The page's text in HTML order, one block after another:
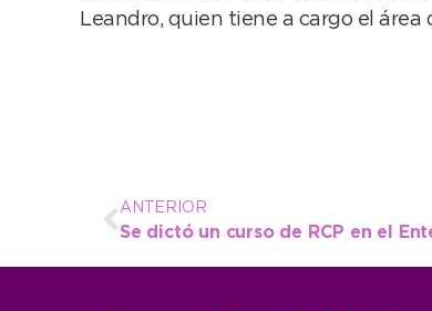
Leandro, quien tiene a cargo el
ANTERIOR
Se dictó un curso de RCP en el